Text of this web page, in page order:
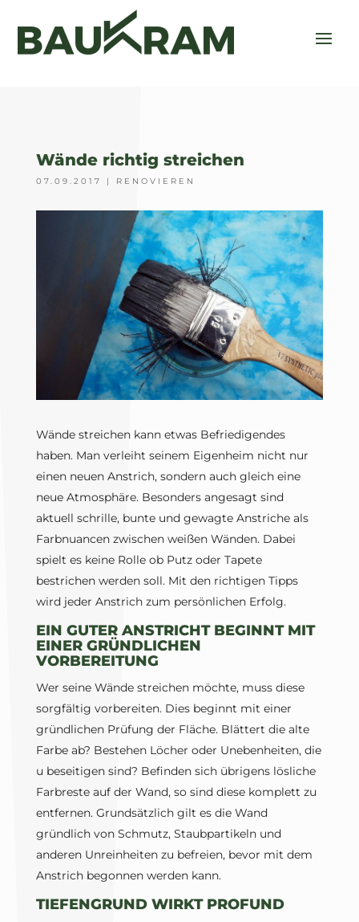
Wände richtig streichen
07.09.2017 | RENOVIEREN
Wände streichen kann etwas Befriedigendes
haben. Man verleiht seinem Eigenheim nicht nur
einen neuen Anstrich, sondern auch gleich eine
neue Atmosphäre. Besonders angesagt sind
aktuell schrille, bunte und gewagte Anstriche als
Farbnuancen zwischen weißen Wänden. Dabei
spielt es keine Rolle ob Putz oder Tapete
bestrichen werden soll. Mit den richtigen Tipps
wird jeder Anstrich zum persönlichen Erfolg.
EIN GUTER ANSTRICHT BEGINNT MIT
EINER GRÜNDLICHEN
VORBEREITUNG
Wer seine Wände streichen möchte, muss diese
sorgfältig vorbereiten. Dies beginnt mit einer
gründlichen Prüfung der Fläche. Blättert die alte
Farbe ab? Bestehen Löcher oder Unebenheiten, die
u beseitigen sind? Befinden sich übrigens lösliche
Farbreste auf der Wand, so sind diese komplett zu
entfernen. Grundsätzlich gilt es die Wand
gründlich von Schmutz, Staubpartikeln und
anderen Unreinheiten zu befreien, bevor mit dem
Anstrich begonnen werden kann.
TIEFENGRUND WIRKT PROFUND